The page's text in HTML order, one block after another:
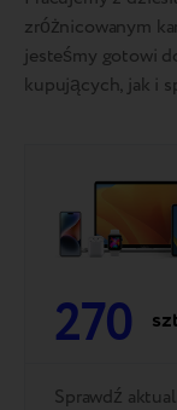
zróżnicowanym
jesteśmy gotowi
kupujących, jak i
270
Sprawdź